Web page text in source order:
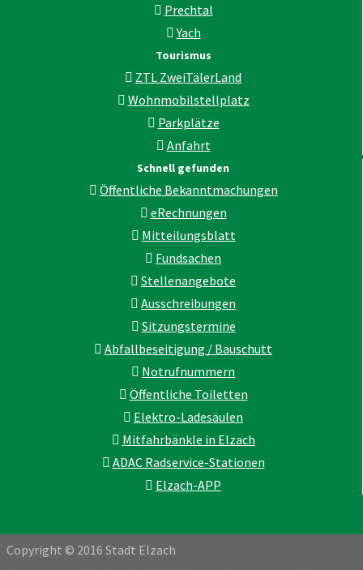
Prechtal
Yach
Tourismus
ZTL ZweiTälerLand
Wohnmobilstellplatz
Parkplätze
Anfahrt
Schnell gefunden
Öffentliche Bekanntmachungen
eRechnungen
Mitteilungsblatt
Fundsachen
Stellenangebote
Ausschreibungen
Sitzungstermine
Abfallbeseitigung / Bauschutt
Notrufnummern
Öffentliche Toiletten
Elektro-Ladesäulen
Mitfahrbänkle in Elzach
ADAC Radservice-Stationen
Elzach-APP
Copyright © 2016 Stadt Elzach